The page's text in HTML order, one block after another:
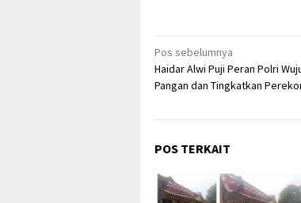
Navigasi
pos
Pos sebelumnya
Haidar Alwi Puji Peran Polri
Pangan dan Tingkatkan
POS TERKAIT